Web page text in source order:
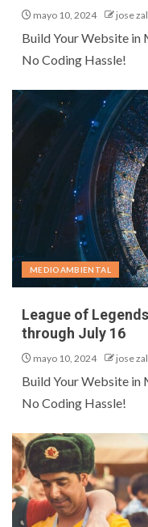
mayo 10, 2024 jose
Build Your Website in
No Coding Hassle!
MEDIOAMBIENTAL
League of
through July 16
mayo 10, 2024 jose
Build Your Website in
No Coding Hassle!